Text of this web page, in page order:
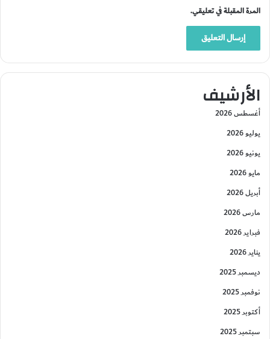
المرة المقبلة في تعليقي.
الأرشيف
أغسطس 2026
يوليو 2026
يونيو 2026
مايو 2026
أبريل 2026
مارس 2026
فبراير 2026
يناير 2026
ديسمبر 2025
نوفمبر 2025
أكتوبر 2025
سبتمبر 2025